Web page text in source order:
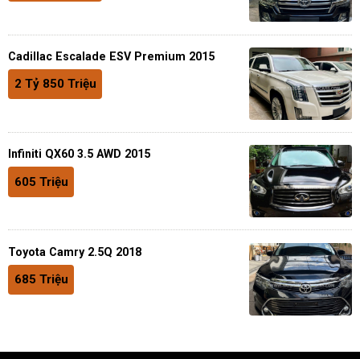
Cadillac Escalade ESV Premium 2015
2 Tỷ 850 Triệu
Infiniti QX60 3.5 AWD 2015
605 Triệu
Toyota Camry 2.5Q 2018
685 Triệu